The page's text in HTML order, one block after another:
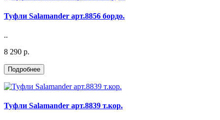
Туфли Salamander арт.8856 бордо.
..
8 290 р.
Туфли Salamander арт.8839 т.кор.